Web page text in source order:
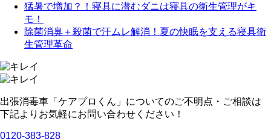
猛暑で増加？！寝具に潜むダニは寝具の衛生管理がキ
モ！
除菌消臭＋殺菌で汗ムレ解消！夏の快眠を支える寝具衛
生管理革命
出張消毒車「ケアプロくん」についてのご不明点・ご相談は
下記よりお気軽にお問い合わせください！
0120-383-828